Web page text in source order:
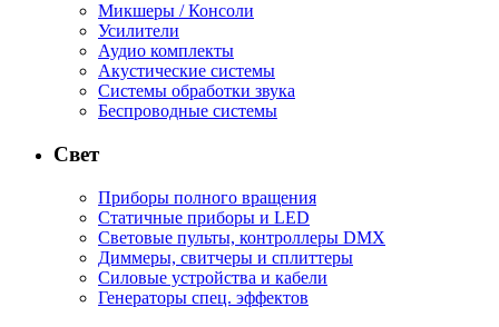
Микшеры / Консоли
Усилители
Аудио комплекты
Акустические системы
Системы обработки звука
Беспроводные системы
Свет
Приборы полного вращения
Статичные приборы и LED
Световые пульты, контроллеры DMX
Диммеры, свитчеры и сплиттеры
Силовые устройства и кабели
Генераторы спец. эффектов